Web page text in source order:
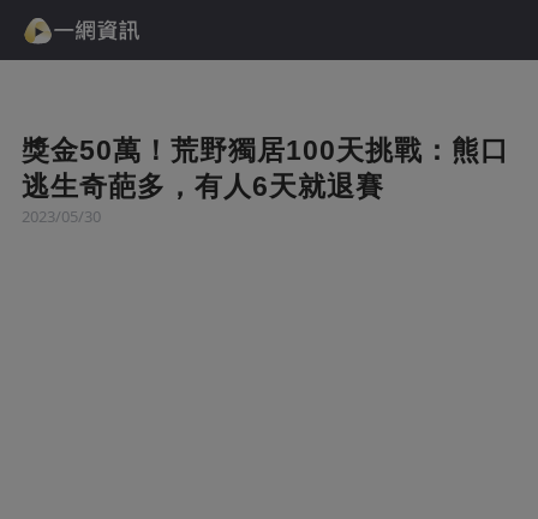
獎金50萬！荒野獨居100天挑戰：熊口
逃生奇葩多，有人6天就退賽
2023/05/30